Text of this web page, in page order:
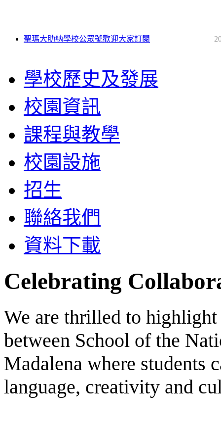
聖瑪大肋納學校公眾號歡迎大家訂閱
學校歷史及發展
校園資訊
課程與教學
校園設施
招生
聯絡我們
資料下載
Celebrating
We are thrilled to
between School of the
Madalena where students
language, creativity and